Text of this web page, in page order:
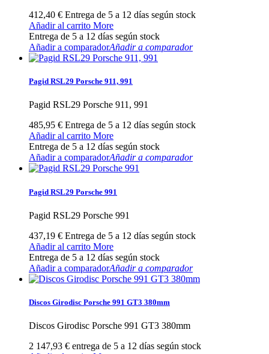
412,40 € Entrega de 5 a 12 días según stock
Añadir al carrito More
Entrega de 5 a 12 días según stock
Añadir a comparadorAñadir a comparador
Pagid RSL29 Porsche 911, 991
Pagid RSL29 Porsche 911, 991
485,95 € Entrega de 5 a 12 días según stock
Añadir al carrito More
Entrega de 5 a 12 días según stock
Añadir a comparadorAñadir a comparador
Pagid RSL29 Porsche 991
Pagid RSL29 Porsche 991
437,19 € Entrega de 5 a 12 días según stock
Añadir al carrito More
Entrega de 5 a 12 días según stock
Añadir a comparadorAñadir a comparador
Discos Girodisc Porsche 991 GT3 380mm
Discos Girodisc Porsche 991 GT3 380mm
2 147,93 € entrega de 5 a 12 días según stock